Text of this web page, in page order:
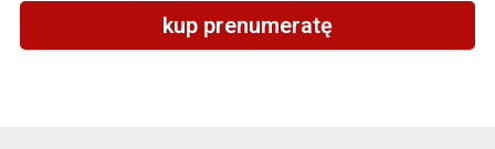
kup prenumeratę